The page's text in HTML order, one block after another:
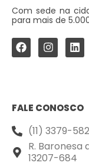
Com sede na
para mais de
FALE CONOSCO
(11) 3379-
R. Baronesa
13207-684